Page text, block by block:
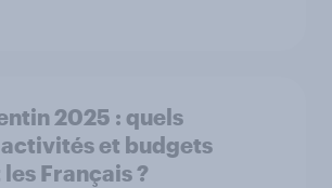
2025 : quels
et budgets
Français ?